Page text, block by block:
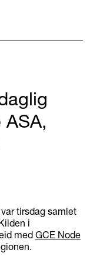
tirsdag samlet
i
med GCE Node